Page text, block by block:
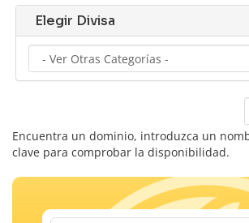
Elegir Divisa
Encuentra un dominio, introduzca un
clave para comprobar la disponibilidad.